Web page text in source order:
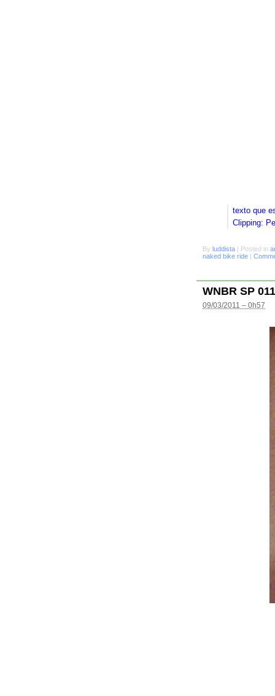
texto que
Clipping:
By luddista | Posted in
naked bike ride |
WNBR SP 011
09/03/2011 – 0h57